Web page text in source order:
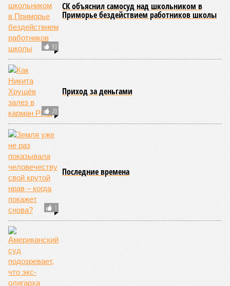
93
СК объяснил самосуд над школьником в
Приморье бездействием работников школы
20
Приход за деньгами
1
Последние времена